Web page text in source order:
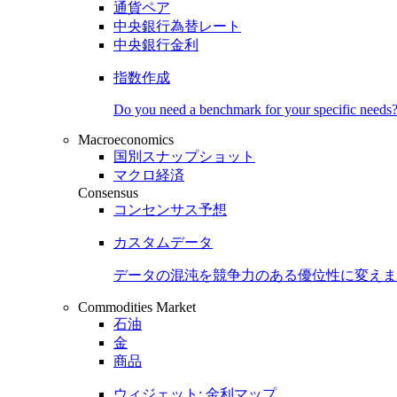
通貨ペア
中央銀行為替レート
中央銀行金利
指数作成
Do you need a benchmark for your specific needs?
Macroeconomics
国別スナップショット
マクロ経済
Consensus
コンセンサス予想
カスタムデータ
データの混沌を競争力のある優位性に変え
Commodities Market
石油
金
商品
ウィジェット: 金利マップ